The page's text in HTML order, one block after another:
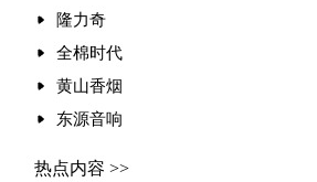
隆力奇
全棉时代
黄山香烟
东源音响
热点内容 >>